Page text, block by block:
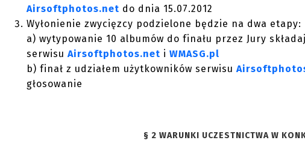
Airsoftphotos.net do dnia 15.07.2012
Wyłonienie zwycięzcy podzielone będzie na dwa etapy:
a) wytypowanie 10 albumów do finału przez Jury
serwisu Airsoftphotos.net i WMASG.pl
b) finał z udziałem użytkowników serwisu
głosowanie
§ 2 WARUNKI UCZESTNICTWA W